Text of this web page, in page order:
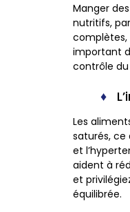
Manger
nutritifs,
complètes,
important
contrôle du
Les
saturés, ce
et
aident à
et
équilibrée.